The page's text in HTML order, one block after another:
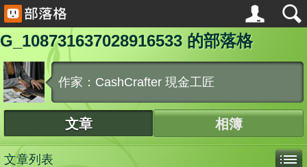
G_108731637028916533 的部落格
作家：CashCrafter 現金工匠
文章 相簿
文章列表